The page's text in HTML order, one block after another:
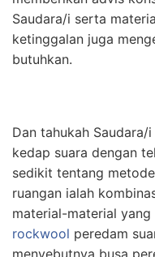
Saudara/i serta
ketinggalan juga
butuhkan.
Dan tahukah
kedap suara dengan
sedikit tentang
ruangan ialah
material-material
rockwool peredam